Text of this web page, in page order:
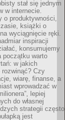
stał się jednym
w internecie.
o produktywności,
książki o
wyciągnięcie ręki.
inspiracji
konsumujemy
początku warto
w jakich
rozwinąć? Czy
wiarę, finanse, a
wprowadzać w
lepiej
do własnej
strategii często
jest